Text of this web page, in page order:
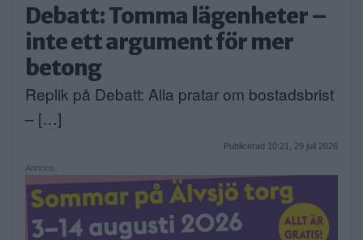
Debatt: Tomma lägenheter –
inte ett argument för mer
betong
Replik på Debatt: Alla pratar om bostadsbrist
– […]
Publicerad 10:21, 29 juli 2026
Annons: